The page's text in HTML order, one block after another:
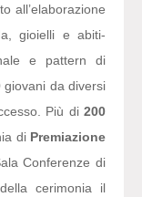
all’elaborazione
gioielli e abiti-
e pattern di
giovani da diversi
Più di 200
di Premiazione
Conferenze di
cerimonia il